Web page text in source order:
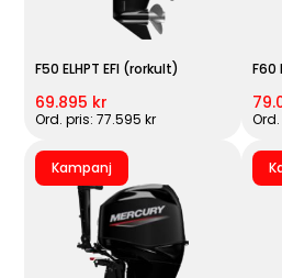
F50 ELHPT EFI (rorkult)
69.895 kr
Ord. pris: 77.595 kr
F60
Kampanj